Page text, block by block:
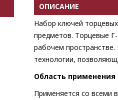
ОПИСАНИЕ
Набор ключей
предметов. Торцевые
рабочем
технологии,
Область применения
Применяется со всеми